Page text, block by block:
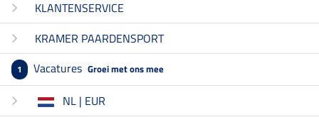
KLANTENSERVICE
KRAMER PAARDENSPORT
1 Vacatures Groei met ons mee
NL | EUR